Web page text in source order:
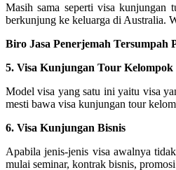
Masih sama seperti visa
berkunjung ke keluarga di Australia.
Biro Jasa Penerjemah Tersumpah
5. Visa Kunjungan Tour Kelompok
Model visa yang satu ini yaitu visa
mesti bawa visa kunjungan tour
6. Visa Kunjungan Bisnis
Apabila jenis-jenis visa awalnya
mulai seminar, kontrak bisnis,